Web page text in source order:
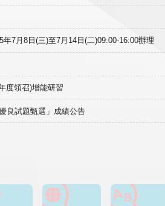
7月8日(三)至7月14日(二)09:00-16:00辦理
度領召)增能研習
良試題甄選」成績公告